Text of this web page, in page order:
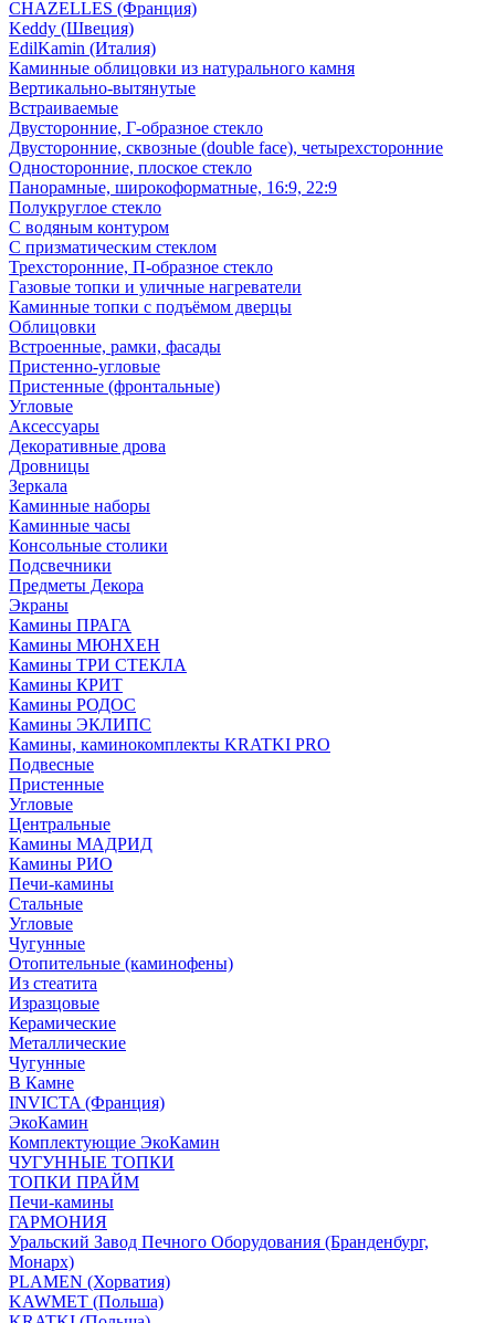
CHAZELLES (Франция)
Keddy (Швеция)
EdilKamin (Италия)
Каминные облицовки из натурального камня
Вертикально-вытянутые
Встраиваемые
Двусторонние, Г-образное стекло
Двусторонние, сквозные (double face), четырехсторонние
Односторонние, плоское стекло
Панорамные, широкоформатные, 16:9, 22:9
Полукруглое стекло
С водяным контуром
С призматическим стеклом
Трехсторонние, П-образное стекло
Газовые топки и уличные нагреватели
Каминные топки с подъёмом дверцы
Облицовки
Встроенные, рамки, фасады
Пристенно-угловые
Пристенные (фронтальные)
Угловые
Аксессуары
Декоративные дрова
Дровницы
Зеркала
Каминные наборы
Каминные часы
Консольные столики
Подсвечники
Предметы Декора
Экраны
Камины ПРАГА
Камины МЮНХЕН
Камины ТРИ СТЕКЛА
Камины КРИТ
Камины РОДОС
Камины ЭКЛИПС
Камины, каминокомплекты KRATKI PRO
Подвесные
Пристенные
Угловые
Центральные
Камины МАДРИД
Камины РИО
Печи-камины
Стальные
Угловые
Чугунные
Отопительные (каминофены)
Из стеатита
Изразцовые
Керамические
Металлические
Чугунные
В Камне
INVICTA (Франция)
ЭкоКамин
Комплектующие ЭкоКамин
ЧУГУННЫЕ ТОПКИ
ТОПКИ ПРАЙМ
Печи-камины
ГАРМОНИЯ
Уральский Завод Печного Оборудования (Бранденбург,
Монарх)
PLAMEN (Хорватия)
KAWMET (Польша)